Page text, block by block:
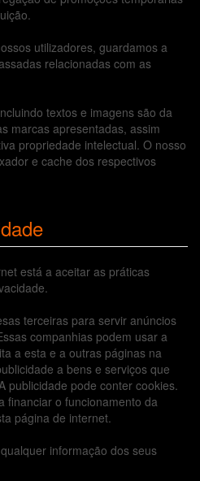
utilizadores, guardamos a
relacionadas com as
textos e imagens são da
marcas apresentadas, assim
propriedade intelectual. O nosso
e cache dos respectivos
está a aceitar as práticas
terceiras para servir anúncios
companhias podem usar a
a esta e a outras páginas na
a bens e serviços que
publicidade pode conter cookies.
financiar o funcionamento da
página de internet.
informação dos seus